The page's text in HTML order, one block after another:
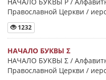
Православной Церкви /
1232
НАЧАЛО БУКВЫ Σ
НАЧАЛО БУКВЫ Σ /
Православной Церкви /